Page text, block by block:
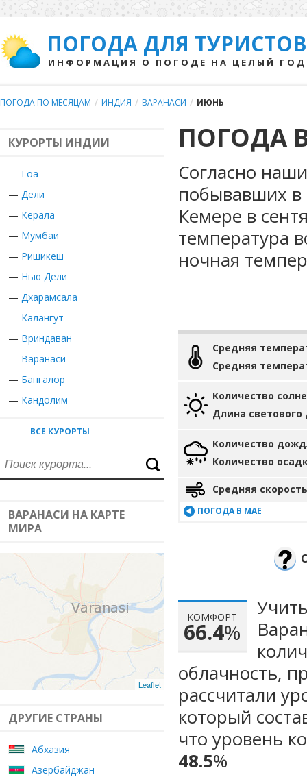
ПОГОДА ДЛЯ ТУРИСТОВ
ИНФОРМАЦИЯ О ПОГОДЕ НА ЦЕЛЫЙ ГОД
ПОГОДА ПО МЕСЯЦАМ / ИНДИЯ / ВАРАНАСИ / ИЮНЬ
КУРОРТЫ ИНДИИ
— Гоа
— Дели
— Керала
— Мумбаи
— Ришикеш
— Нью Дели
— Дхарамсала
— Калангут
— Вриндаван
— Варанаси
— Бангалор
— Кандолим
ВСЕ КУРОРТЫ
ВАРАНАСИ НА КАРТЕ
МИРА
Leaflet
ДРУГИЕ СТРАНЫ
Абхазия
Азербайджан
ПОГОДА
Согласно
побывавших в
Кемере в
температура
ночная
Средняя
Средняя
Количество
Длина светового
Количество
Количество
Средняя
ПОГОДА В МАЕ
КОМФОРТ
66.4%
облачность,
рассчитали
который
что уровень
48.5%